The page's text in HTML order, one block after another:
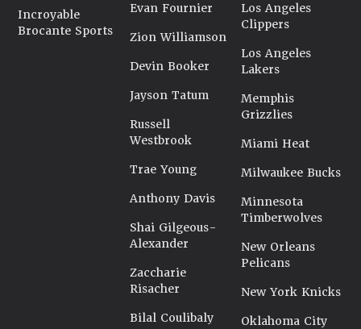
Incroyable
Brocante Sports
Evan Fournier
Zion Williamson
Devin Booker
Jayson Tatum
Russell
Westbrook
Trae Young
Anthony Davis
Shai Gilgeous-
Alexander
Zaccharie
Risacher
Bilal Coulibaly
Los Angeles
Clippers
Los Angeles
Lakers
Memphis
Grizzlies
Miami Heat
Milwaukee Bucks
Minnesota
Timberwolves
New Orleans
Pelicans
New York Knicks
Oklahoma City